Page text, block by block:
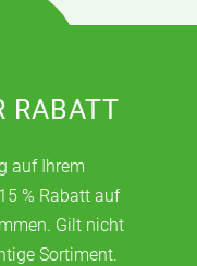
RABATT
auf Ihrem
% Rabatt auf
Gilt nicht
Sortiment.